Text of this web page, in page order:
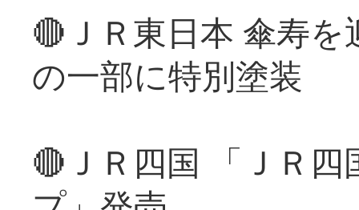
🔴ＪＲ東日本 傘寿
の一部に特別塗装
🔴ＪＲ四国 「ＪＲ